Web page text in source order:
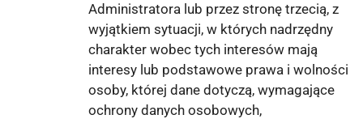
Administratora lub przez stronę trzecią, z
wyjątkiem sytuacji, w których nadrzędny
charakter wobec tych interesów mają
interesy lub podstawowe prawa i wolności
osoby, której dane dotyczą, wymagające
ochrony danych osobowych,